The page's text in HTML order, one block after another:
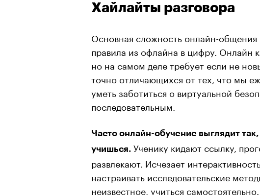
Хайлайты разговора
Основная сложность онлайн-
правила из офлайна в цифру. Онлайн
но на самом деле требует если не
точно отличающихся от тех, что мы
уметь заботиться о виртуальной
последовательным.
Часто онлайн-обучение выглядит так,
учишься. Ученику кидают ссылку,
развлекают. Исчезает
настраивать исследовательские
неизвестное, учиться самостоятельно.